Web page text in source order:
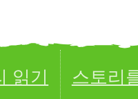
읽기 스토리